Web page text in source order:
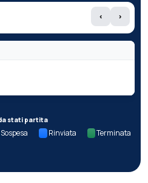
‹ ›
stati partita
Sospesa Rinviata Terminata